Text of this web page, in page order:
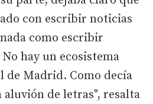
con escribir noticias
como escribir
hay un ecosistema
de Madrid. Como decía
de letras", resalta